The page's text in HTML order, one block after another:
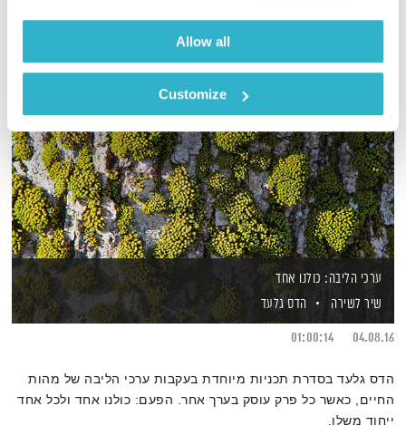
Allow all
Customize
ערכי הליבה: כולנו אחד
שיר לשירה
הדס גלעד
04.08.16
01:00:14
הדס גלעד בסדרת תכניות מיוחדת בעקבות ערכי הליבה של מהות
החיים, כאשר כל פרק עוסק בערך אחר. הפעם: כולנו אחד ולכל אחד
ייחוד משלו.